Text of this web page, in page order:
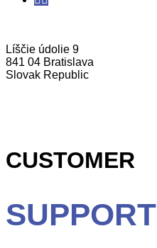
Líščie údolie 9
841 04 Bratislava
Slovak Republic
CUSTOMER
SUPPORT